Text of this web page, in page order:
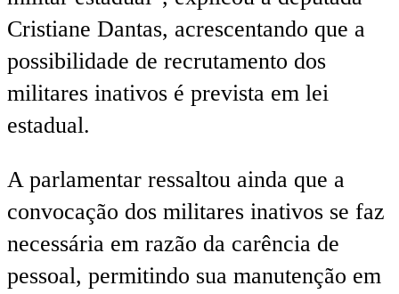
Cristiane Dantas, acrescentando que a
possibilidade de recrutamento dos
militares inativos é prevista em lei
estadual.
A parlamentar ressaltou ainda que a
convocação dos militares inativos se faz
necessária em razão da carência de
pessoal, permitindo sua manutenção em